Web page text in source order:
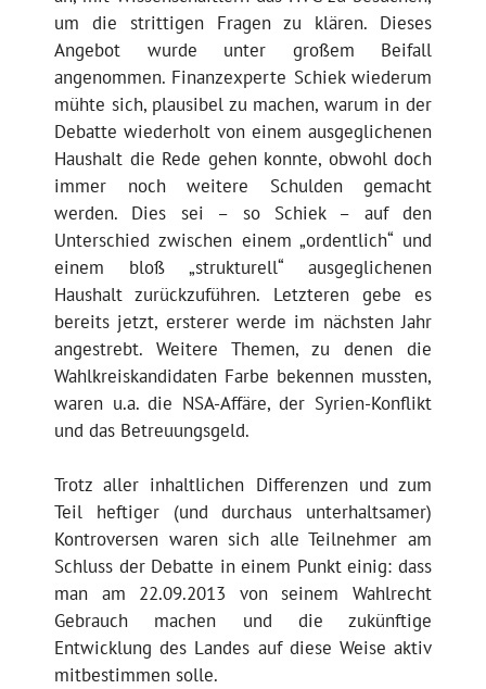
um die strittigen Fragen zu klären. Dieses
Angebot wurde unter großem Beifall
angenommen. Finanzexperte Schiek wiederum
mühte sich, plausibel zu machen, warum in der
Debatte wiederholt von einem ausgeglichenen
Haushalt die Rede gehen konnte, obwohl doch
immer noch weitere Schulden gemacht
werden. Dies sei – so Schiek – auf den
Unterschied zwischen einem „ordentlich“ und
einem bloß „strukturell“ ausgeglichenen
Haushalt zurückzuführen. Letzteren gebe es
bereits jetzt, ersterer werde im nächsten Jahr
angestrebt. Weitere Themen, zu denen die
Wahlkreiskandidaten Farbe bekennen mussten,
waren u.a. die NSA-Affäre, der Syrien-Konflikt
und das Betreuungsgeld.
Trotz aller inhaltlichen Differenzen und zum
Teil heftiger (und durchaus unterhaltsamer)
Kontroversen waren sich alle Teilnehmer am
Schluss der Debatte in einem Punkt einig: dass
man am 22.09.2013 von seinem Wahlrecht
Gebrauch machen und die zukünftige
Entwicklung des Landes auf diese Weise aktiv
mitbestimmen solle.